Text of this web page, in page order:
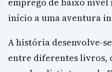
início a uma aventura
A história desenvolve-
entre diferentes livros,